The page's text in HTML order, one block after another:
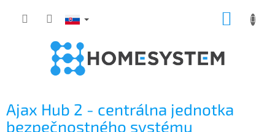
Ajax Hub 2 - centrálna jednotka
bezpečnostného systému